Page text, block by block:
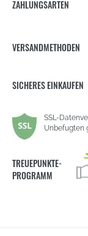
ZAHLUNGSARTEN
VERSANDMETHODEN
SICHERES EINKAUFEN
SSL-
Unbefugten
TREUEPUNKTE-
PROGRAMM